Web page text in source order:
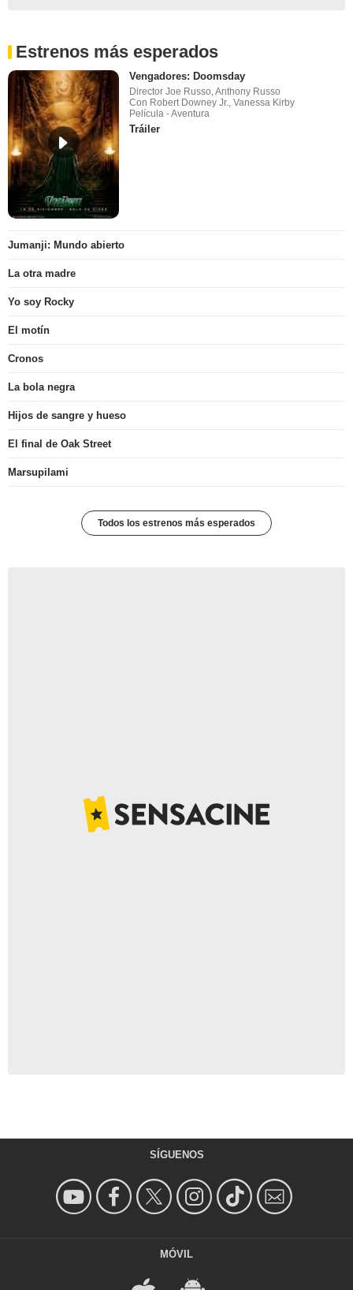
Estrenos más esperados
Vengadores: Doomsday
Director Joe Russo, Anthony Russo
Con Robert Downey Jr., Vanessa Kirby
Película - Aventura
Tráiler
Jumanji: Mundo abierto
La otra madre
Yo soy Rocky
El motín
Cronos
La bola negra
Hijos de sangre y hueso
El final de Oak Street
Marsupilami
Todos los estrenos más esperados
SÍGUENOS
MÓVIL